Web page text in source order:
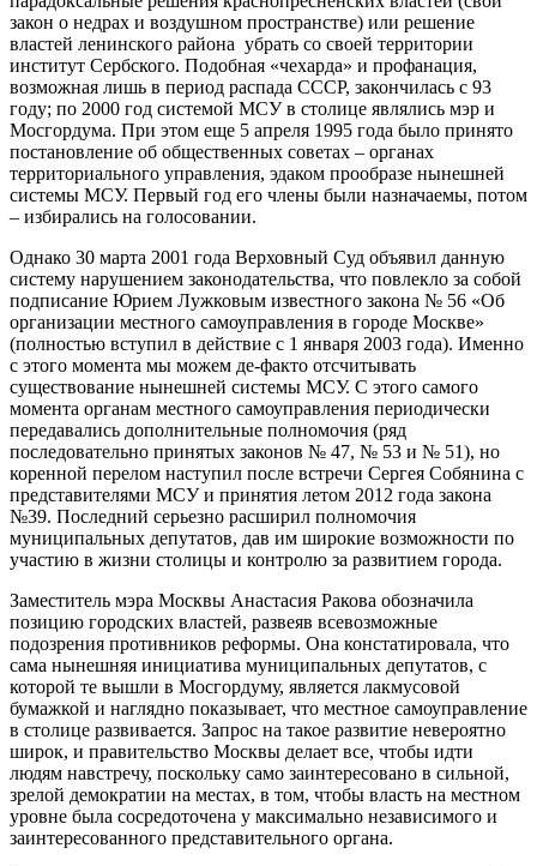
закон о недрах и воздушном пространстве) или решение
властей ленинского района убрать со своей территории
институт Сербского. Подобная «чехарда» и профанация,
возможная лишь в период распада СССР, закончилась с 93
году; по 2000 год системой МСУ в столице являлись мэр и
Мосгордума. При этом еще 5 апреля 1995 года было принято
постановление об общественных советах – органах
территориального управления, эдаком прообразе нынешней
системы МСУ. Первый год его члены были назначаемы, потом
– избирались на голосовании.
Однако 30 марта 2001 года Верховный Суд объявил данную
систему нарушением законодательства, что повлекло за собой
подписание Юрием Лужковым известного закона № 56 «Об
организации местного самоуправления в городе Москве»
(полностью вступил в действие с 1 января 2003 года). Именно
с этого момента мы можем де-факто отсчитывать
существование нынешней системы МСУ. С этого самого
момента органам местного самоуправления периодически
передавались дополнительные полномочия (ряд
последовательно принятых законов № 47, № 53 и № 51), но
коренной перелом наступил после встречи Сергея Собянина с
представителями МСУ и принятия летом 2012 года закона
№39. Последний серьезно расширил полномочия
муниципальных депутатов, дав им широкие возможности по
участию в жизни столицы и контролю за развитием города.
Заместитель мэра Москвы Анастасия Ракова обозначила
позицию городских властей, развеяв всевозможные
подозрения противников реформы. Она констатировала, что
сама нынешняя инициатива муниципальных депутатов, с
которой те вышли в Мосгордуму, является лакмусовой
бумажкой и наглядно показывает, что местное самоуправление
в столице развивается. Запрос на такое развитие невероятно
широк, и правительство Москвы делает все, чтобы идти
людям навстречу, поскольку само заинтересовано в сильной,
зрелой демократии на местах, в том, чтобы власть на местном
уровне была сосредоточена у максимально независимого и
заинтересованного представительного органа.